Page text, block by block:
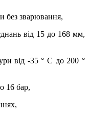
без зварювання,
від 15 до 168 мм,
від -35 ° C до 200 °
16 бар,